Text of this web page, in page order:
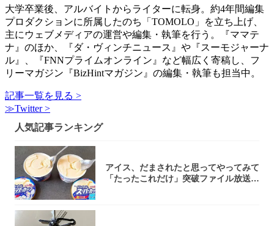
大学卒業後、アルバイトからライターに転身。約4年間編集
プロダクションに所属したのち「TOMOLO」を立ち上げ、
主にウェブメディアの運営や編集・執筆を行う。『ママテ
ナ』のほか、『ダ・ヴィンチニュース』や『スーモジャーナ
ル』、『FNNプライムオンライン』など幅広く寄稿し、フ
リーマガジン『BizHintマガジン』の編集・執筆も担当中。
記事一覧を見る >
≫Twitter >
人気記事ランキング
アイス、だまされたと思ってやってみて
「たったこれだけ」突破ファイル放送で